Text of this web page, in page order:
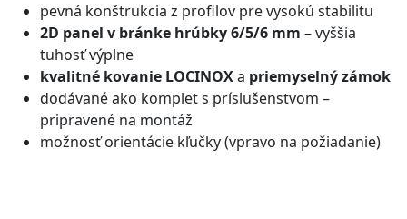
pevná konštrukcia z profilov pre vysokú stabilitu
2D panel v bránke hrúbky 6/5/6 mm – vyššia
tuhosť výplne
kvalitné kovanie LOCINOXa priemyselný zámok
dodávané ako komplet s príslušenstvom –
pripravené na montáž
možnosť orientácie kľučky (vpravo na požiadanie)